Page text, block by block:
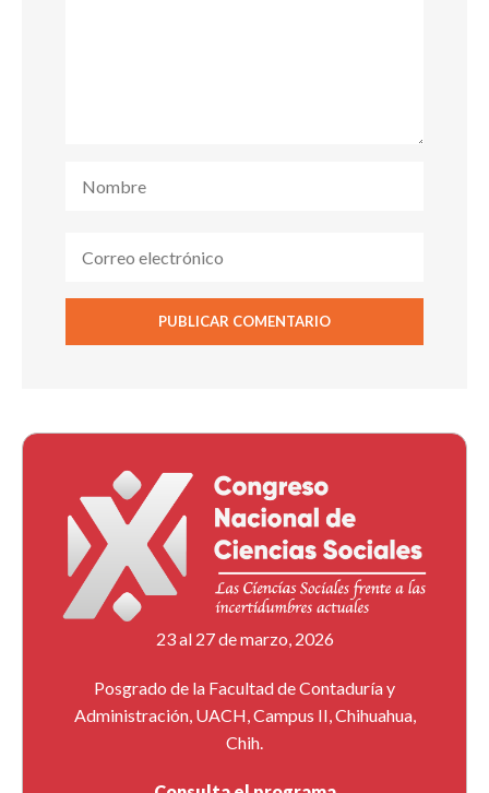
23 al 27 de marzo, 2026
Posgrado de la Facultad de Contaduría y
Administración, UACH, Campus II, Chihuahua,
Chih.